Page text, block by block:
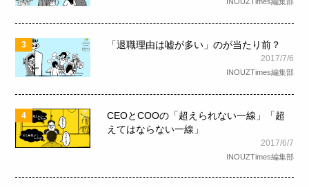
3 「退職理由は嘘が多い」のが当たり前？
2017/7/6
INOUZTimes編集部
4
CEOとCOOの「超えられない一線」「超
えてはならない一線」
2017/6/7
INOUZTimes編集部